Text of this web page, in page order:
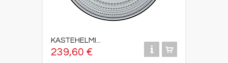
KASTEHELMI...
239,60 €